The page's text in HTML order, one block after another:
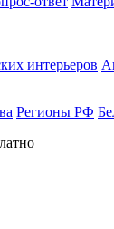
интерьеров
Регионы РФ